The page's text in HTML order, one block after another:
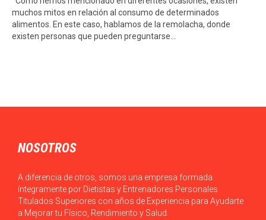
muchos mitos en relación al consumo de determinados
alimentos. En este caso, hablamos de la remolacha, donde
existen personas que pueden preguntarse…
NOSOTROS
A diferencia de otros, somos una empresa formada
íntegramente por Dietistas y Entrenadores Personales
Titulados Superiores con años de Experiencia para Ayudarte
a Mejorar tu Físico, Rendimiento y Salud.